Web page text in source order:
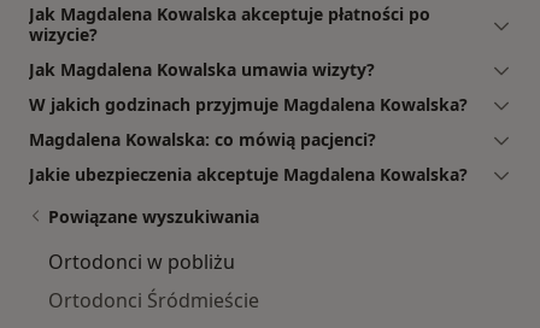
Jak Magdalena Kowalska akceptuje płatności po
wizycie?
Jak Magdalena Kowalska umawia wizyty?
W jakich godzinach przyjmuje Magdalena Kowalska?
Magdalena Kowalska: co mówią pacjenci?
Jakie ubezpieczenia akceptuje Magdalena Kowalska?
Powiązane wyszukiwania
Ortodonci w pobliżu
Ortodonci Śródmieście